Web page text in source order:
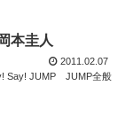
本圭人
2011.02.07
Say! JUMP
JUMP全般